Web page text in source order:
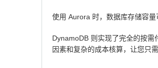
使用 Aurora 时，数据库存储容
DynamoDB 则实现了完全的按
因素和复杂的成本核算，让您只